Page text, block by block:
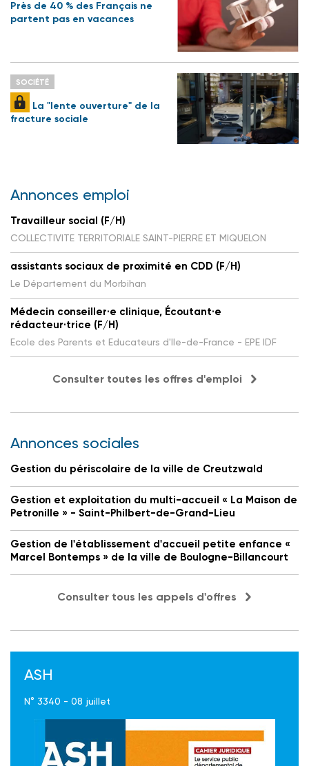
Près de 40 % des Français ne
partent pas en vacances
SOCIÉTÉ
La "lente ouverture" de la
fracture sociale
Annonces emploi
Travailleur social (F/H)
COLLECTIVITE TERRITORIALE SAINT-PIERRE ET MIQUELON
assistants sociaux de proximité en CDD (F/H)
Le Département du Morbihan
Médecin conseiller·e clinique, Écoutant·e
rédacteur·trice (F/H)
Ecole des Parents et Educateurs d'Ile-de-France - EPE IDF
Consulter toutes les offres d'emploi
Annonces sociales
Gestion du périscolaire de la ville de Creutzwald
Gestion et exploitation du multi-accueil « La Maison de
Petronille » - Saint-Philbert-de-Grand-Lieu
Gestion de l'établissement d'accueil petite enfance «
Marcel Bontemps » de la ville de Boulogne-Billancourt
Consulter tous les appels d'offres
ASH
N° 3340 - 08 juillet